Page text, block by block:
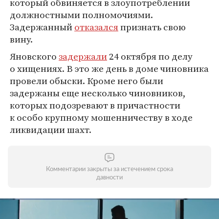
должностными полномочиями.
Задержанныйотказалсяпризнать свою
вину.
Яновскогозадержали24 октября по делу
о хищениях. В это же день в доме чиновника
провели обыски. Кроме него были
задержаны еще несколько чиновников,
которых подозревают в причастности
к особо крупному мошенничеству в ходе
ликвидации шахт.
Комментарии закрыты за истечением срока
давности